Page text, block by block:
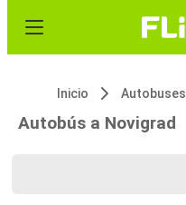
Inicio Autobuses
Autobús a Novigrad